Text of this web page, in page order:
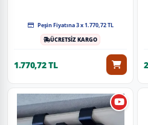
Peşin Fiyatına 3 x 1.770,72 TL
ÜCRETSİZ KARGO
1.770,72 TL